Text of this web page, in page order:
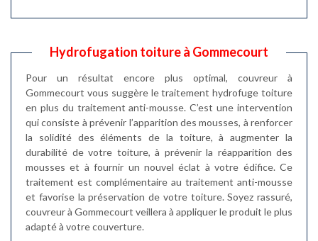
Hydrofugation toiture à Gommecourt
Pour un résultat encore plus optimal, couvreur à
Gommecourt vous suggère le traitement hydrofuge toiture
en plus du traitement anti-mousse. C’est une intervention
qui consiste à prévenir l’apparition des mousses, à renforcer
la solidité des éléments de la toiture, à augmenter la
durabilité de votre toiture, à prévenir la réapparition des
mousses et à fournir un nouvel éclat à votre édifice. Ce
traitement est complémentaire au traitement anti-mousse
et favorise la préservation de votre toiture. Soyez rassuré,
couvreur à Gommecourt veillera à appliquer le produit le plus
adapté à votre couverture.